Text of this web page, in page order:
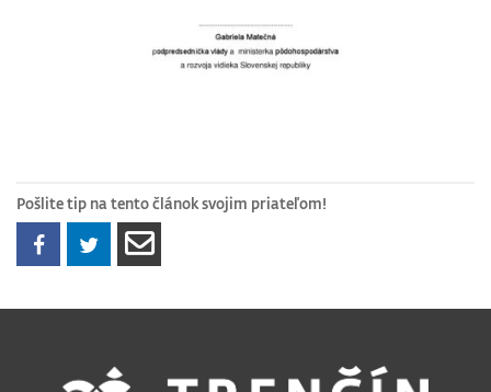
Pošlite tip na tento článok svojim priateľom!